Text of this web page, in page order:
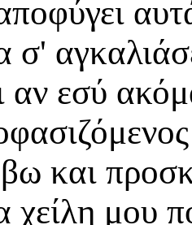
σ'
αν εσύ
και
χείλη μου